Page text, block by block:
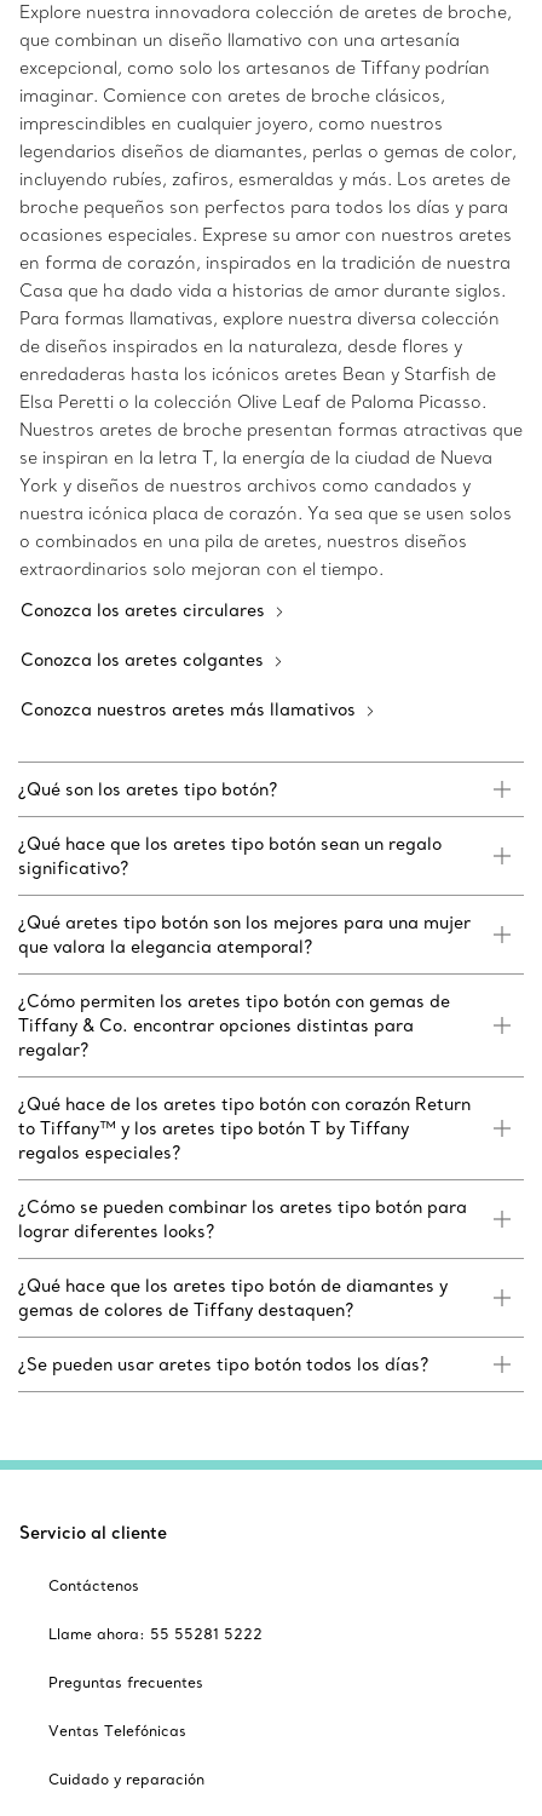
Explore nuestra innovadora colección de aretes de broche,
que combinan un diseño llamativo con una artesanía
excepcional, como solo los artesanos de Tiffany podrían
imaginar. Comience con aretes de broche clásicos,
imprescindibles en cualquier joyero, como nuestros
legendarios diseños de diamantes, perlas o gemas de color,
incluyendo rubíes, zafiros, esmeraldas y más. Los aretes de
broche pequeños son perfectos para todos los días y para
ocasiones especiales. Exprese su amor con nuestros aretes
en forma de corazón, inspirados en la tradición de nuestra
Casa que ha dado vida a historias de amor durante siglos.
Para formas llamativas, explore nuestra diversa colección
de diseños inspirados en la naturaleza, desde flores y
enredaderas hasta los icónicos aretes Bean y Starfish de
Elsa Peretti o la colección Olive Leaf de Paloma Picasso.
Nuestros aretes de broche presentan formas atractivas que
se inspiran en la letra T, la energía de la ciudad de Nueva
York y diseños de nuestros archivos como candados y
nuestra icónica placa de corazón. Ya sea que se usen solos
o combinados en una pila de aretes, nuestros diseños
extraordinarios solo mejoran con el tiempo.
Conozca los aretes circulares
Conozca los aretes colgantes
Conozca nuestros aretes más llamativos
¿Qué son los aretes tipo botón?
¿Qué hace que los aretes tipo botón sean un regalo
significativo?
¿Qué aretes tipo botón son los mejores para una mujer
que valora la elegancia atemporal?
¿Cómo permiten los aretes tipo botón con gemas de
Tiffany & Co. encontrar opciones distintas para
regalar?
¿Qué hace de los aretes tipo botón con corazón Return
to Tiffany™ y los aretes tipo botón T by Tiffany
regalos especiales?
¿Cómo se pueden combinar los aretes tipo botón para
lograr diferentes looks?
¿Qué hace que los aretes tipo botón de diamantes y
gemas de colores de Tiffany destaquen?
¿Se pueden usar aretes tipo botón todos los días?
Servicio al cliente
Contáctenos
Llame ahora: 55 55281 5222
Preguntas frecuentes
Ventas Telefónicas
Cuidado y reparación